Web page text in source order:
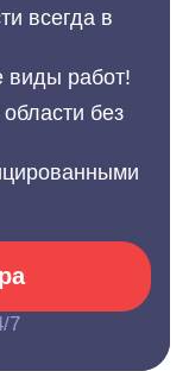
всегда в
виды работ!
без
7